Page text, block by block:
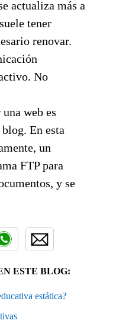
actualiza más a
tener
renovar.
No
web es
En esta
un
FTP para
y se
ESTE BLOG:
estática?